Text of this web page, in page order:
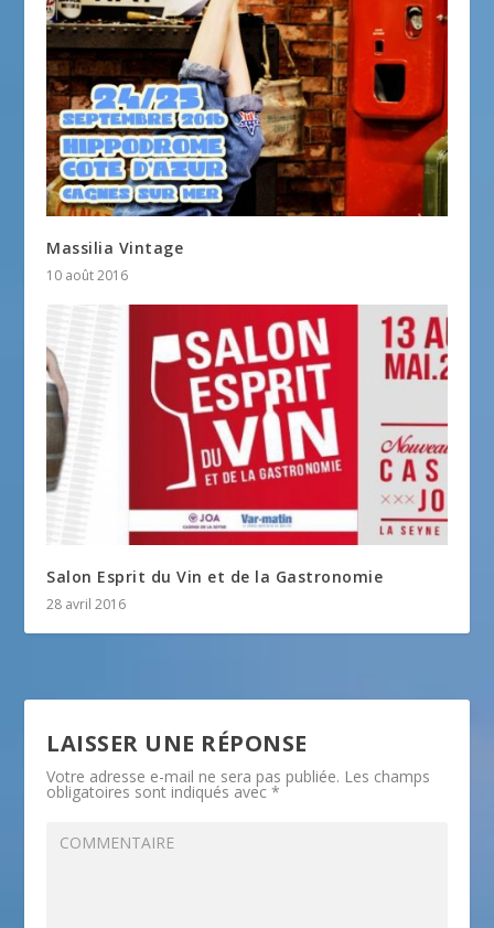
Massilia Vintage
10 août 2016
Salon Esprit du Vin et de la Gastronomie
28 avril 2016
LAISSER UNE RÉPONSE
Votre adresse e-mail ne sera pas publiée. Les champs
obligatoires sont indiqués avec*